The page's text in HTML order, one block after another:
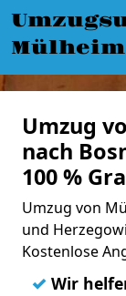
Umzug
nach
100 %
Umzug von
und
Kostenlose
✓ Wir